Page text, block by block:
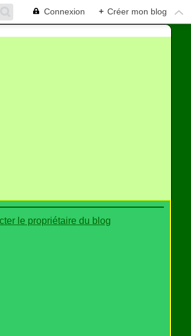
Connexion + Créer mon blog
le propriétaire du blog